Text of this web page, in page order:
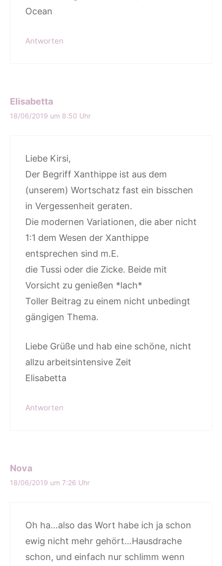
Ocean
Antworten
Elisabetta
18/06/2019 um 8:50 Uhr
Liebe Kirsi,
Der Begriff Xanthippe ist aus dem
(unserem) Wortschatz fast ein bisschen
in Vergessenheit geraten.
Die modernen Variationen, die aber nicht
1:1 dem Wesen der Xanthippe
entsprechen sind m.E.
die Tussi oder die Zicke. Beide mit
Vorsicht zu genießen *lach*
Toller Beitrag zu einem nicht unbedingt
gängigen Thema.
Liebe Grüße und hab eine schöne, nicht
allzu arbeitsintensive Zeit
Elisabetta
Antworten
Nova
18/06/2019 um 7:26 Uhr
Oh ha…also das Wort habe ich ja schon
ewig nicht mehr gehört…Hausdrache
schon, und einfach nur schlimm wenn